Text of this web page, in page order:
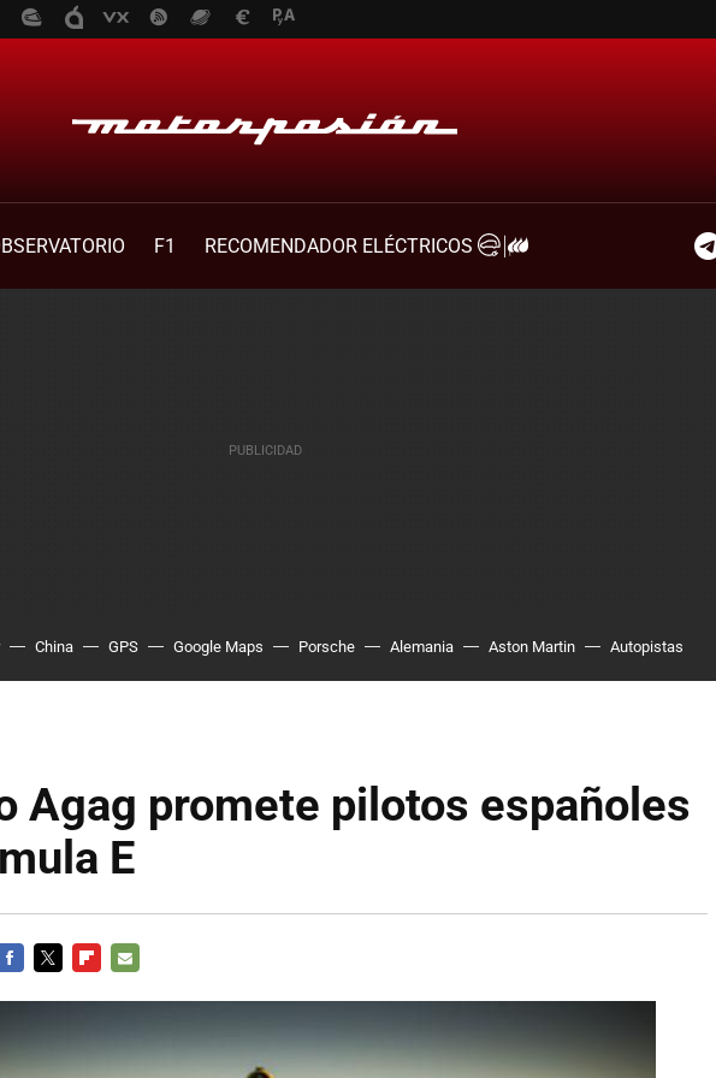
F1
RECOMENDADOR ELÉCTRICOS
China GPS Google Maps Porsche Alemania Aston Martin Autopistas
Agag promete pilotos españoles
E